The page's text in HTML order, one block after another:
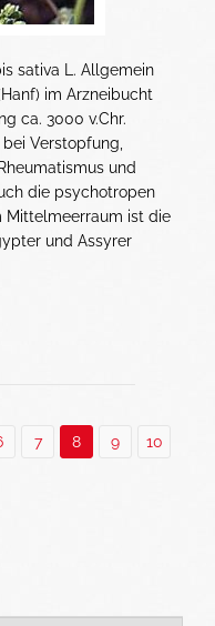
sativa L. Allgemein
im Arzneibucht
ca. 3000 v.Chr.
Verstopfung,
und
die psychotropen
Mittelmeerraum ist die
und Assyrer
7 8 9
10